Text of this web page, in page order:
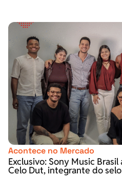
Acontece no Mercado
Exclusivo: Sony Music
Celo Dut, integrante do